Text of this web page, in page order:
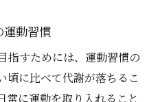
運動習慣
指すためには、運動習慣の
頃に比べて代謝が落ちるこ
常に運動を取り入れること